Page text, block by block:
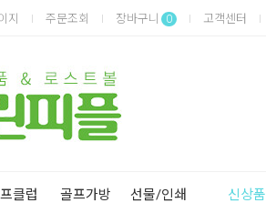
지 주문조회 장바구니 0 고객센터
Previous
Next
클럽 골프가방 선물/인쇄 신상품